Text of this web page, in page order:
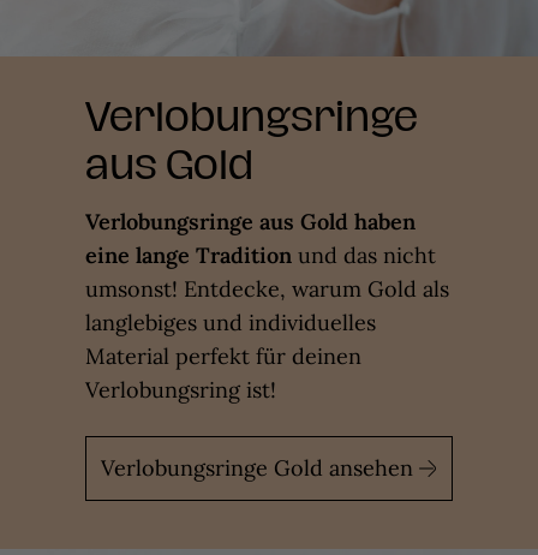
Verlobungsringe
aus Gold
Verlobungsringe aus Gold haben
eine lange Tradition und das nicht
umsonst! Entdecke, warum Gold als
langlebiges und individuelles
Material perfekt für deinen
Verlobungsring ist!
Verlobungsringe Gold ansehen